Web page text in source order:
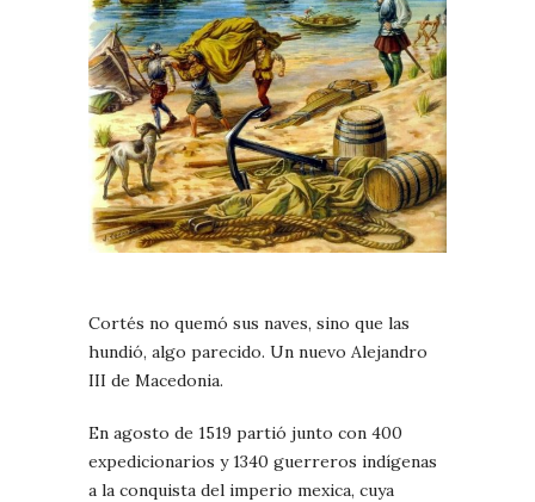
Cortés no quemó sus naves, sino que las
hundió, algo parecido. Un nuevo Alejandro
III de Macedonia.
En agosto de 1519 partió junto con 400
expedicionarios y 1340 guerreros indígenas
a la conquista del imperio mexica, cuya